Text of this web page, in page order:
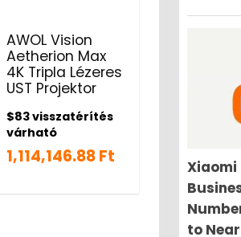
AWOL Vision
Aetherion Max
4K Tripla Lézeres
UST Projektor
$83 visszatérítés
várható
1,114,146.88 Ft
Xiaomi
to